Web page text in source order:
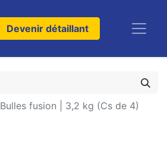
Devenir détaillant
Bulles fusion | 3,2 kg (Cs de 4)